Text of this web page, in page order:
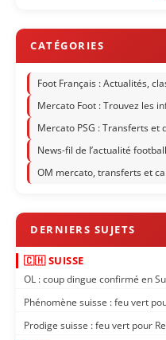
Foot Français : Actualités,
Mercato Foot : Trouvez les
Mercato PSG : Transferts et
News-fil de l’actualité football
OM mercato, transferts et
🇨🇭 SUISSE
OL : coup dingue confirmé en
Phénomène suisse : feu vert
Prodige suisse : feu vert pour